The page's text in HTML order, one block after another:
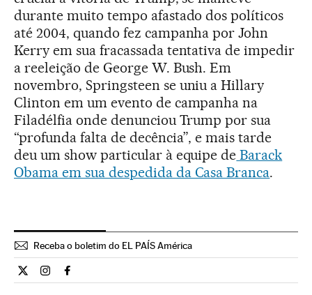
durante muito tempo afastado dos políticos
até 2004, quando fez campanha por John
Kerry em sua fracassada tentativa de impedir
a reeleição de George W. Bush. Em
novembro, Springsteen se uniu a Hillary
Clinton em um evento de campanha na
Filadélfia onde denunciou Trump por sua
“profunda falta de decência”, e mais tarde
deu um show particular à equipe de Barack
Obama em sua despedida da Casa Branca.
Receba o boletim do EL PAÍS América
Cultura El País Brasil en Twitter
Cultura El País Brasil en Instagram
Cultura El País Brasil en Facebook